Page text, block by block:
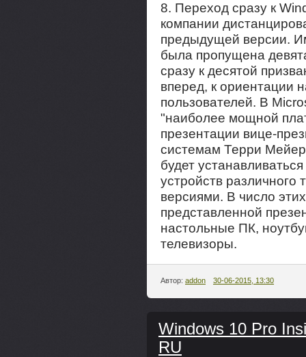
8. Переход сразу к
компании
предыдущей версии.
была пропущена
сразу к десятой
вперед, к ориентации
пользователей. В
"наиболее мощной
презентации вице-
системам Терри
будет
устройств
версиями. В число
представленной
настольные ПК,
телевизоры.
Автор: addon 30-06-2015, 13:30
Windows 10 Pro
RU